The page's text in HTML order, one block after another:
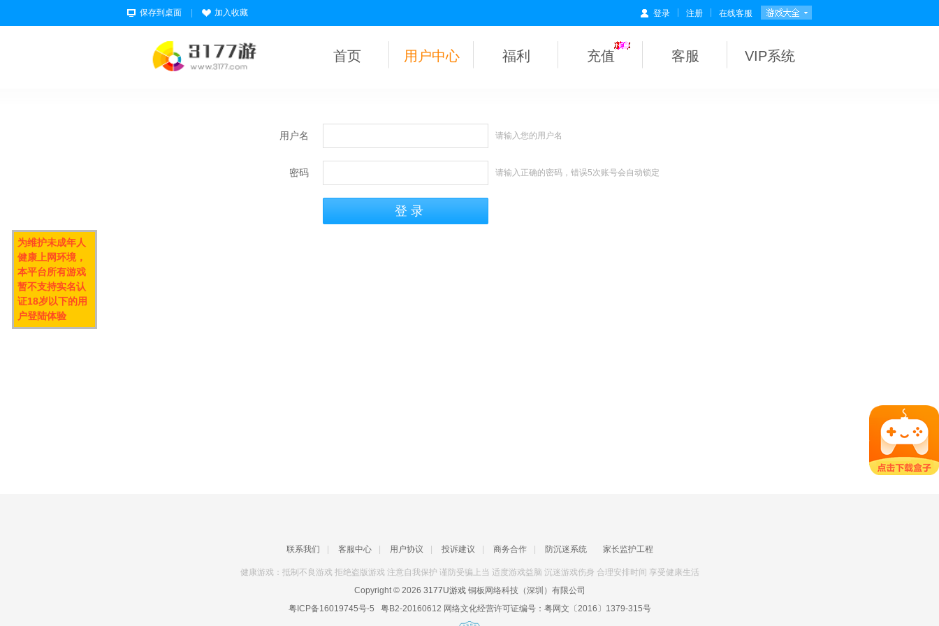
保存到桌面 加入收藏 登录 注册 在线客服
首页 用户中心 福利 充值 客服 VIP系统
用户名 请输入您的用户名
密码 请输入正确的密码，错误5次账号会自动锁定
联系我们 客服中心 用户协议 投诉建议 商务合作 防沉迷系统 家长监护工程
健康游戏：抵制不良游戏 拒绝盗版游戏 注意自我保护 谨防受骗上当 适度游戏益脑 沉迷游戏伤身 合理安排时间 享受健康生活
Copyright © 2026 3177U游戏铜板网络科技（深圳）有限公司
粤ICP备16019745号-5 粤B2-20160612 网络文化经营许可证编号： 粤网文〔2016〕1379-315号
为维护未成年人
健康上网环境，
本平台所有游戏
暂不支持实名认
证18岁以下的用
户登陆体验